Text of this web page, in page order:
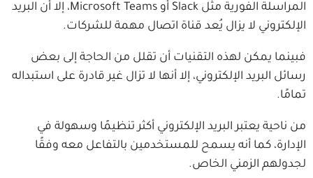
المراسلة الفورية مثل Slack أو Microsoft Teams، إلا أن البريد
الإلكتروني لا يزال يُعد قناة اتصال مهمة للشركات.
فبينما يمكن لهذه التقنيات أن تقلل من الحاجة إلى بعض
رسائل البريد الإلكتروني، إلا أنها لا تزال غير قادرة على استبداله
تمامًا.
من ناحية يعتبر البريد الإلكتروني أكثر تنظيمًا وسهولة في
الإدارة، كما أنه يسمح للمستخدمين بالتفاعل معه وفقًا
لجدولهم الزمني الخاص.